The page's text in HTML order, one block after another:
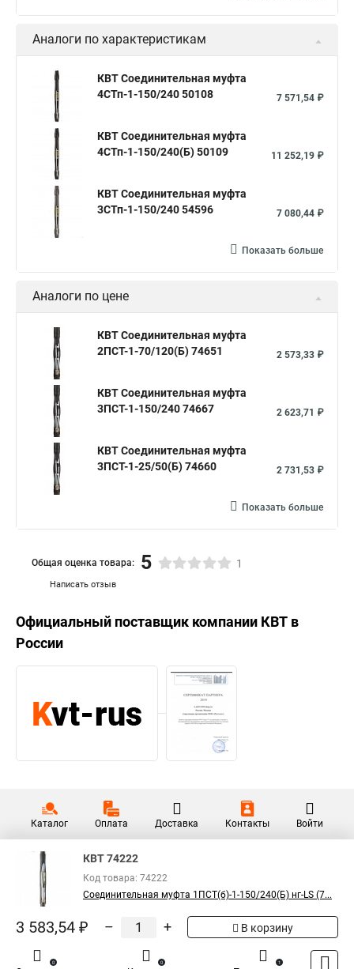
Аналоги по характеристикам
КВТ Соединительная муфта
4СТп-1-150/240 50108
7 571,54 ₽
КВТ Соединительная муфта
4СТп-1-150/240(Б) 50109
11 252,19 ₽
КВТ Соединительная муфта
3СТп-1-150/240 54596
7 080,44 ₽
Показать больше
Аналоги по цене
КВТ Соединительная муфта
2ПСТ-1-70/120(Б) 74651
2 573,33 ₽
КВТ Соединительная муфта
3ПСТ-1-150/240 74667
2 623,71 ₽
КВТ Соединительная муфта
3ПСТ-1-25/50(Б) 74660
2 731,53 ₽
Показать больше
Написать отзыв
Общая оценка товара: 5 1
Официальный поставщик компании КВТ в
России
Каталог Оплата Доставка Контакты Войти
КВТ 74222
Код товара: 74222
Соединительная муфта 1ПСТ(б)-1-150/240(Б) нг-LS (7...
3 583,54 ₽ – + В корзину
0 0 1